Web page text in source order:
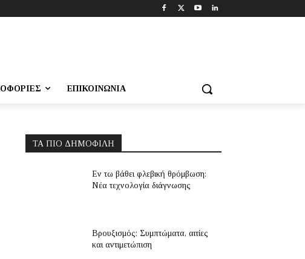
ΕΠΙΚΟΙΝΩΝΊΑ
ΤΑ ΠΙΟ ΔΗΜΟΦΙΛΉ
Εν τω βάθει φλεβική θρόμβωση:
Νέα τεχνολογία διάγνωσης
Βρουξισμός: Συμπτώματα, αιτίες
και αντιμετώπιση